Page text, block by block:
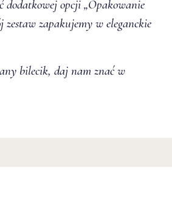
dodatkowej opcji „Opakowanie
zestaw zapakujemy w eleganckie
bilecik, daj nam znać w